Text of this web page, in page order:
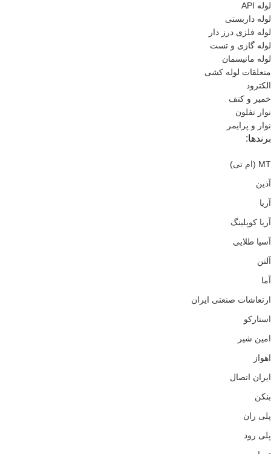
لوله API
لوله داربستی
لوله فلزی درز دار
لوله گازی و تست
لوله مانیسمان
متعلقات لوله کشی
الکترود
خمیر و کنف
نوار تفلون
نوار و پرایمر
برندها:
MT (ام تی)
آذین
آریا
آریا کوپلینگ
آسیا طلایی
آلتن
آما
ارتعاشات صنعتی ایران
استارکو
امین شیر
اهواز
ایران اتصال
بنکن
پلی ران
پلی رود